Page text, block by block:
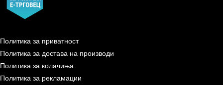
Политика за приватност
Политика за достава на производи
Политика за колачиња
Политика за рекламации